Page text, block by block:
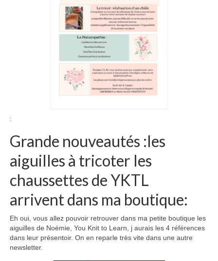
:
Grande nouveautés :les
aiguilles à tricoter les
chaussettes de YKTL
arrivent dans ma boutique:
Eh oui, vous allez pouvoir retrouver dans ma petite boutique les
aiguilles de Noémie, You Knit to Learn, j aurais les 4 références
dans leur présentoir. On en reparle très vite dans une autre
newsletter.